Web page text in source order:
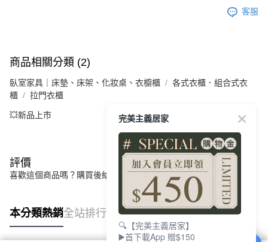
客服
商品相關分類 (2)
臥室家具｜床墊、床架、化妝桌、衣櫥櫃
各式衣櫃．組合式衣
櫃
拉門衣櫃
💥新品上市
評價
喜歡這個商品嗎？購買後給他一個好評吧
本分類熱銷全站排行
完美主義居家
🔍【完美主義居家】
▶️首下載App 贈$150